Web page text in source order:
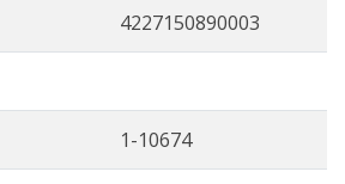
4227150890003
1-10674